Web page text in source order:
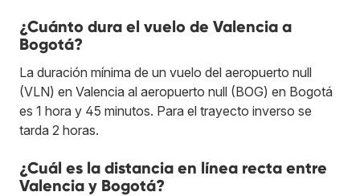
¿Cuánto dura el vuelo de Valencia a
Bogotá?
La duración mínima de un vuelo del aeropuerto null
(VLN) en Valencia al aeropuerto null (BOG) en Bogotá
es 1 hora y 45 minutos. Para el trayecto inverso se
tarda 2 horas.
¿Cuál es la distancia en línea recta entre
Valencia y Bogotá?